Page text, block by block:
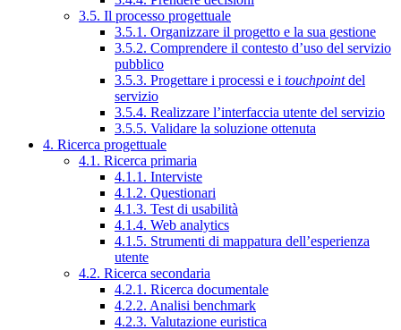
3.5. Il processo progettuale
3.5.1. Organizzare il progetto e la sua gestione
3.5.2. Comprendere il contesto d’uso del servizio
pubblico
3.5.3. Progettare i processi e i touchpointdel
servizio
3.5.4. Realizzare l’interfaccia utente del servizio
3.5.5. Validare la soluzione ottenuta
4. Ricerca progettuale
4.1. Ricerca primaria
4.1.1. Interviste
4.1.2. Questionari
4.1.3. Test di usabilità
4.1.4. Web analytics
4.1.5. Strumenti di mappatura dell’esperienza
utente
4.2. Ricerca secondaria
4.2.1. Ricerca documentale
4.2.2. Analisi benchmark
4.2.3. Valutazione euristica